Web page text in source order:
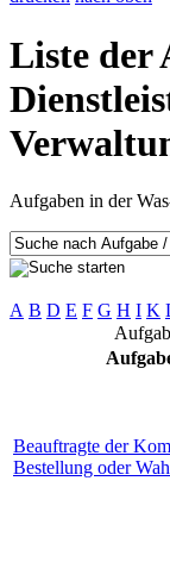
Liste der
Aufgaben in der
A B D E F G H I K
Beauftragte der
Bestellung oder